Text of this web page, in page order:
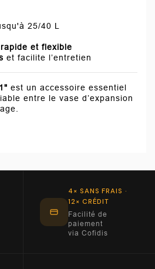
25/40 L
rapide et flexible
et facilite l’entretien
est un accessoire essentiel
entre le vase d’expansion
4× SANS FRAIS ·
12× CRÉDIT
Facilité de
paiement
via Cofidis